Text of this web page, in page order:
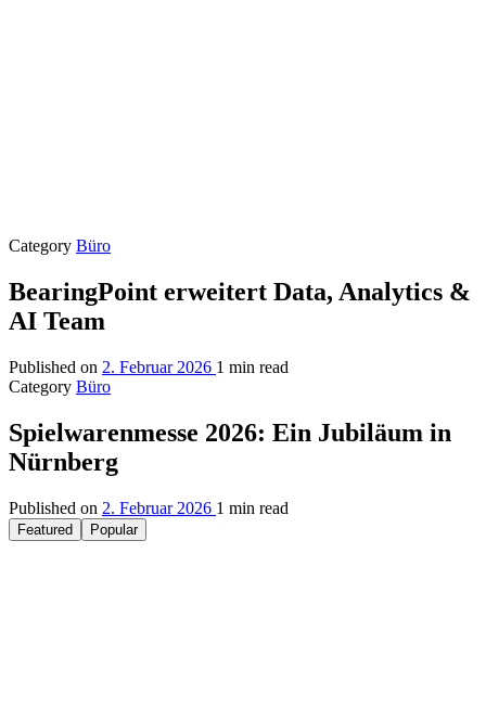
Category Büro
BearingPoint erweitert Data, Analytics &
AI Team
Published on 2. Februar 2026 1 min read
Category Büro
Spielwarenmesse 2026: Ein Jubiläum in
Nürnberg
Published on 2. Februar 2026 1 min read
Featured Popular